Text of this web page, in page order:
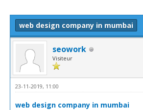
web design company in mumbai
seowork
Visiteur
23-11-2019, 11:00
web design company in mumbai